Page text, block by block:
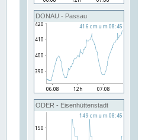
DONAU - Passau
ODER - Eisenhüttenstadt